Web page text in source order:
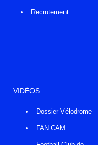
Recrutement
VIDÉOS
Dossier Vélodrome
FAN CAM